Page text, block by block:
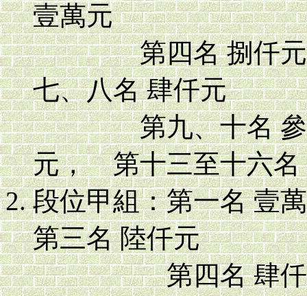
壹萬元
第四名 捌仟元，
七、八名 肆仟元
第九、十名 參仟
元， 第十三至十六名
段位甲組：第一名
第三名 陸仟元
第四名 肆仟元